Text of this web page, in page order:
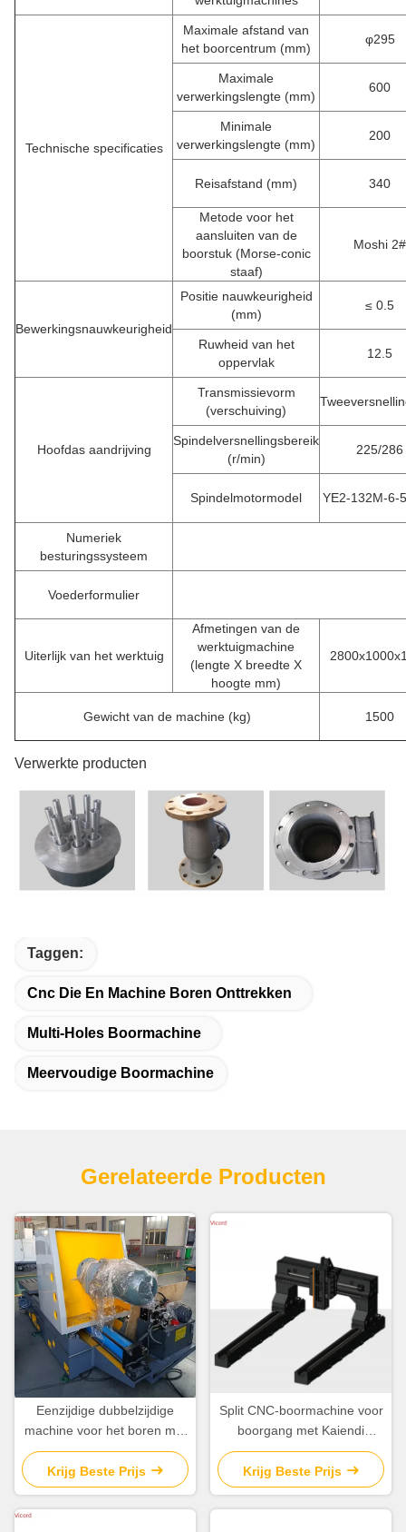
Technische specificaties
Maximale afstand van
het boorcentrum (mm)
φ295
Maximale
verwerkingslengte (mm)
600
Minimale
verwerkingslengte (mm)
200
Reisafstand (mm) 340
Metode voor het
aansluiten van de
boorstuk (Morse-conic
staaf)
Moshi 2#
Bewerkingsnauwkeurigheid
Positie nauwkeurigheid
(mm)
≤ 0.5
Ruwheid van het
oppervlak
12.5
Hoofdas aandrijving
Transmissievorm
(verschuiving)
Spindelversnellingsbereik
(r/min)
225/286
Spindelmotormodel YE2-132M-6-
Numeriek
besturingssysteem
Voederformulier
Uiterlijk van het werktuig
Afmetingen van de
werktuigmachine
(lengte X breedte X
hoogte mm)
Gewicht van de machine (kg) 1500
Verwerkte producten
Taggen:
Cnc Die En Machine Boren Onttrekken
Multi-Holes Boormachine
Meervoudige Boormachine
Gerelateerde Producten
Eenzijdige dubbelzijdige
machine voor het boren met
meerdere gaten zonder
boorkop
Krijg Beste Prijs
Split CNC-boormachine voor
boorgang met Kaiendi
K1000MFli-
besturingssysteem
Krijg Beste Prijs